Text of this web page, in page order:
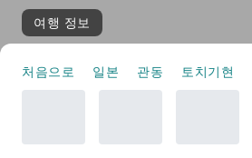
여행 정보
처음으로 일본 관동 토치기현